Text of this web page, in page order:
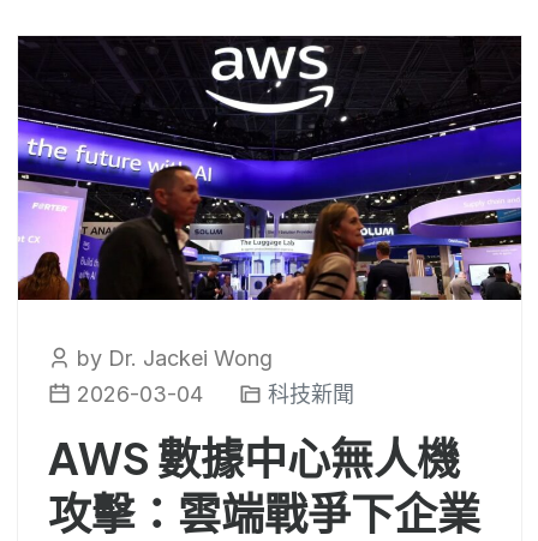
by Dr. Jackei Wong
2026-03-04
科技新聞
AWS 數據中心無人機
攻擊：雲端戰爭下企業